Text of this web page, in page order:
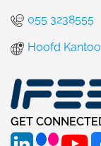
055 3238555
Hoofd
GET